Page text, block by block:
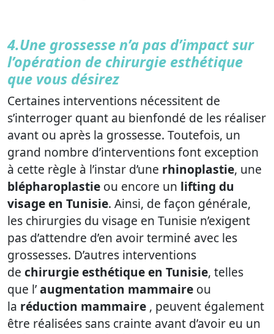
4.Une grossesse n’a pas d’impact sur
l’opération de chirurgie esthétique
que vous désirez
Certaines interventions nécessitent de
s’interroger quant au bienfondé de les réaliser
avant ou après la grossesse. Toutefois, un
grand nombre d’interventions font exception
à cette règle à l’instar d’une rhinoplastie, une
blépharoplastie ou encore un lifting du
visage en Tunisie. Ainsi, de façon générale,
les chirurgies du visage en Tunisie n’exigent
pas d’attendre d’en avoir terminé avec les
grossesses. D’autres interventions
de chirurgie esthétique en Tunisie, telles
que l’augmentation mammaire ou
la réduction mammaire , peuvent également
être réalisées sans crainte avant d’avoir eu un